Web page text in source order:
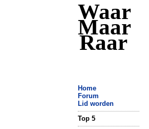
Waar
Maar
Raar
Home
Forum
Lid worden
Top 5